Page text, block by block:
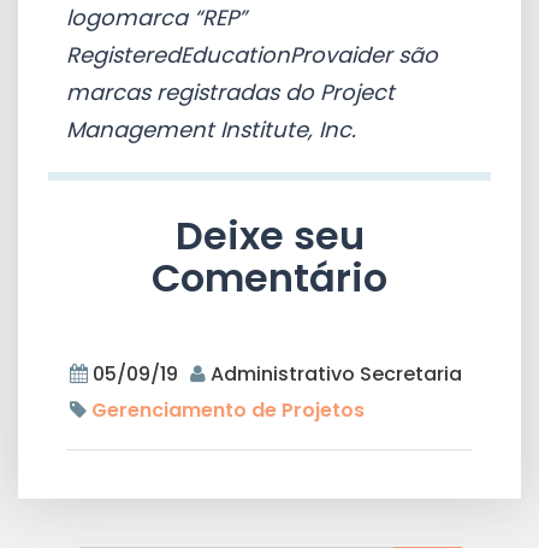
logomarca “REP”
RegisteredEducationProvaider são
marcas registradas do Project
Management Institute, Inc.
Deixe seu
Comentário
05/09/19
Administrativo Secretaria
Gerenciamento de Projetos